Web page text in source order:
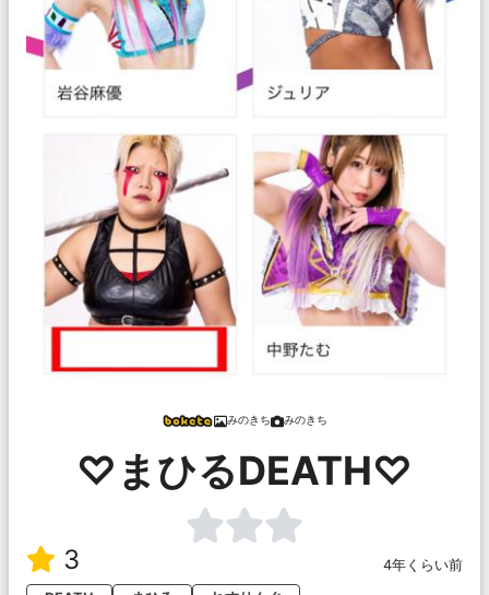
みのきち みのきち
♡まひるDEATH♡
3
4年くらい前